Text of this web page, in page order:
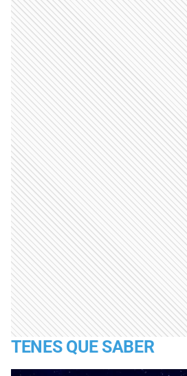
TENES QUE SABER